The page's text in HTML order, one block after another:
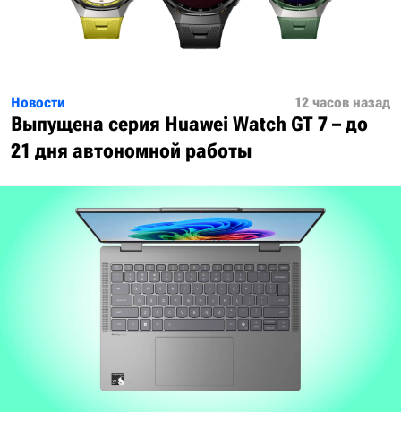
Новости 12 часов назад
Выпущена серия Huawei Watch GT 7 – до
21 дня автономной работы